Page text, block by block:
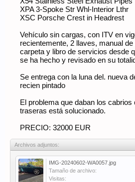
XPA 3-Spoke Str Whl-Interior Lthr
XSC Porsche Crest in Headrest
Vehículo sin cargas, con ITV en
recientemente, 2 llaves, manual
carpeta y libro de servicios desde
se ha hecho y revisado en su
Se entrega con la luna del. nueva
recien pintado
El problema que daban los cabrios
traseras está solucionado.
PRECIO: 32000 EUR
Archivos adjuntos:
IMG-20240602-WA0057.jpg
Tamaño de archivo:
Visitas: